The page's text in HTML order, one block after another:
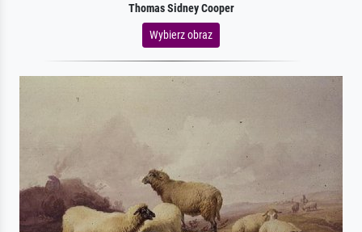
Thomas Sidney Cooper
Wybierz obraz